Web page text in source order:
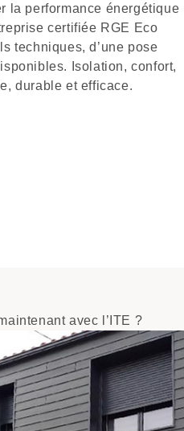
la performance énergétique
certifiée RGE Eco
techniques, d’une pose
Isolation, confort,
durable et efficace.
avec l’ITE ?